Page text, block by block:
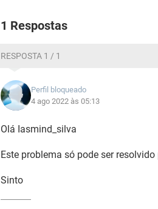
1 Respostas
RESPOSTA 1 / 1
Perfil bloqueado
4 ago 2022 às 05:13
Olá Iasmind_silva
Este problema só pode ser
Sinto